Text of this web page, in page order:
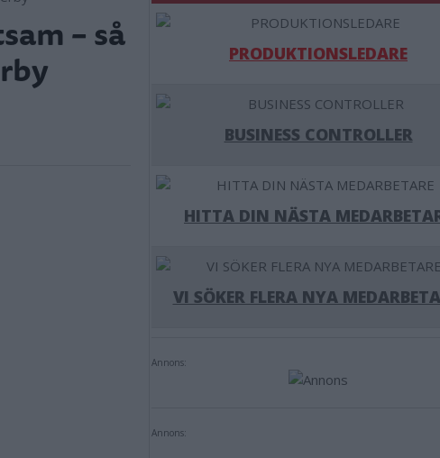
– så PRODUKTIONSLEDARE
BUSINESS CONTROLLER
HITTA DIN NÄSTA
VI SÖKER FLERA NYA
Annons:
Annons: